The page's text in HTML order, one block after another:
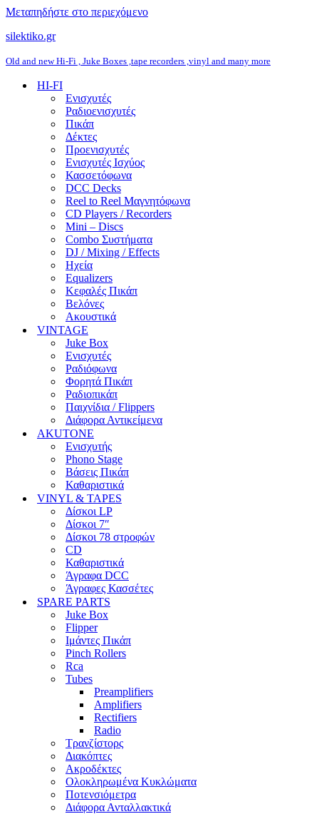
Μεταπηδήστε στο περιεχόμενο
silektiko.gr
Old and new Hi-Fi , Juke Boxes ,tape recorders ,vinyl and many more
HI-FI
Ενισχυτές
Ραδιοενισχυτές
Πικάπ
Δέκτες
Προενισχυτές
Ενισχυτές Ισχύος
Κασσετόφωνα
DCC Decks
Reel to Reel Μαγνητόφωνα
CD Players / Recorders
Mini – Discs
Combo Συστήματα
DJ / Mixing / Effects
Ηχεία
Equalizers
Κεφαλές Πικάπ
Βελόνες
Ακουστικά
VINTAGE
Juke Box
Ενισχυτές
Ραδιόφωνα
Φορητά Πικάπ
Ραδιοπικάπ
Παιχνίδια / Flippers
Διάφορα Αντικείμενα
AKUTONE
Ενισχυτής
Phono Stage
Βάσεις Πικάπ
Καθαριστικά
VINYL & TAPES
Δίσκοι LP
Δίσκοι 7″
Δίσκοι 78 στροφών
CD
Καθαριστικά
Άγραφα DCC
Άγραφες Κασσέτες
SPARE PARTS
Juke Box
Flipper
Ιμάντες Πικάπ
Pinch Rollers
Rca
Tubes
Preamplifiers
Amplifiers
Rectifiers
Radio
Τρανζίστορς
Διακόπτες
Ακροδέκτες
Ολοκληρωμένα Κυκλώματα
Ποτενσιόμετρα
Διάφορα Ανταλλακτικά